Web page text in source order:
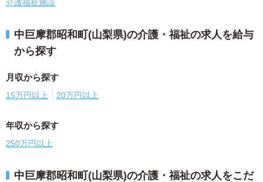
介護福祉施設
中巨摩郡昭和町(山梨県)の介護・福祉の求人を給与
から探す
月収から探す
15万円以上 20万円以上
年収から探す
250万円以上
中巨摩郡昭和町(山梨県)の介護・福祉の求人をこだ